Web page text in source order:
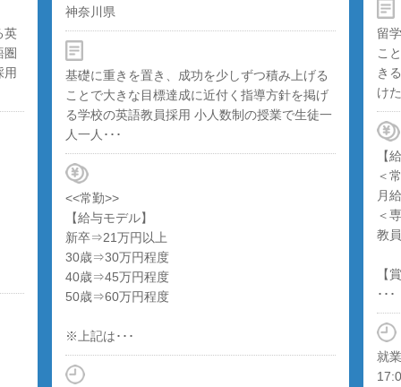
英
圏
用
神奈川県
基礎に重きを置き、成功を少しずつ積み上げる
ことで大きな目標達成に近付く指導方針を掲げ
る学校の英語教員採用 小人数制の授業で生徒一
人一人･･･
<<常勤>>
【給与モデル】
新卒⇒21万円以上
30歳⇒30万円程度
40歳⇒45万円程度
50歳⇒60万円程度
※上記は･･･
留
こ
き
け
【
＜
月
＜
教
【
･･･
就